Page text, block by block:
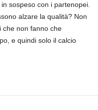
sospeso con i partenopei.
alzare la qualità? Non
che non fanno che
e quindi solo il calcio